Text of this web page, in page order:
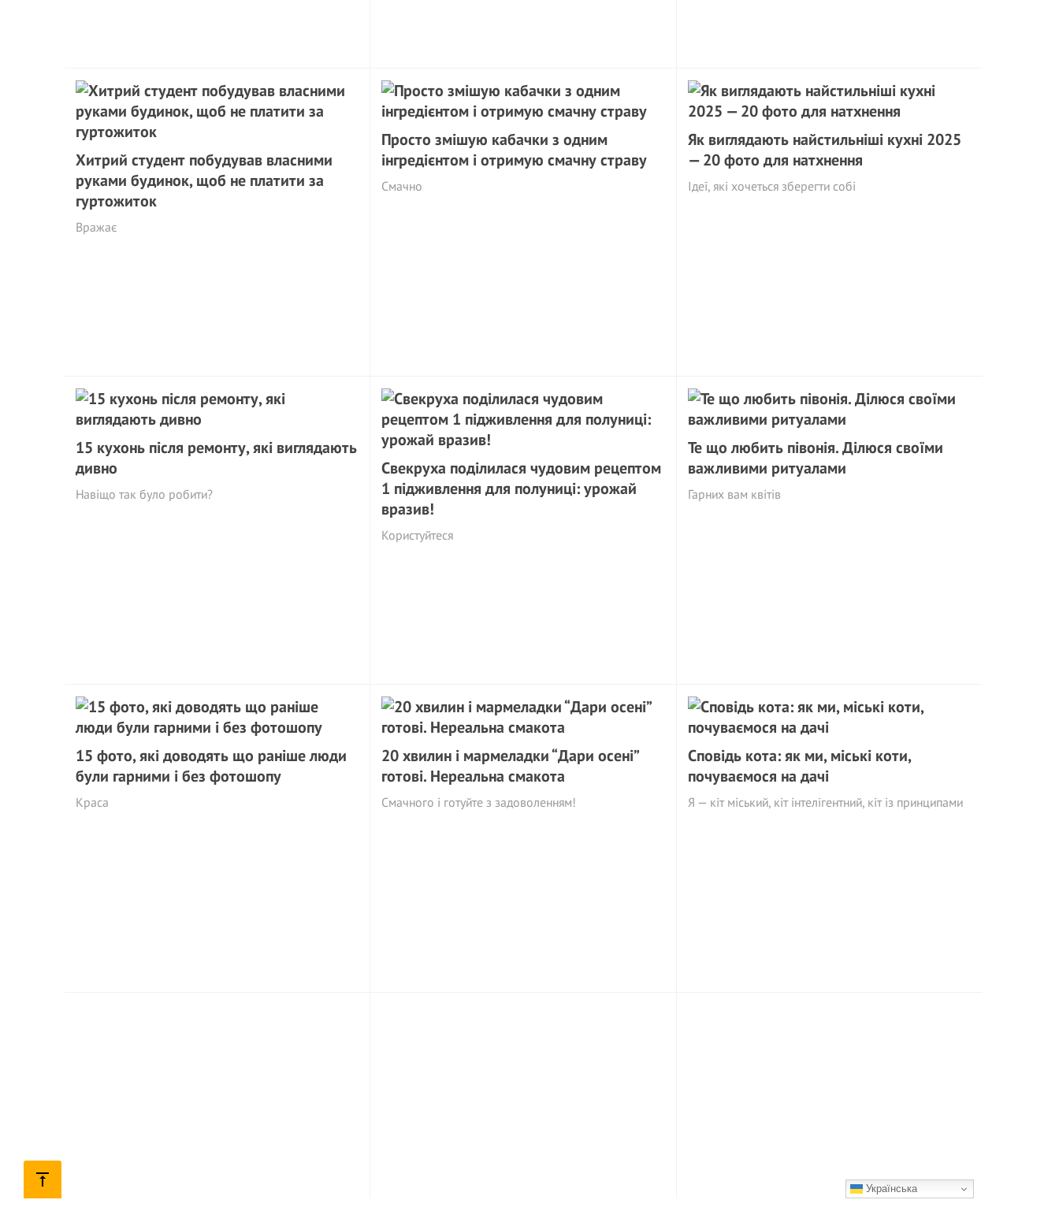
Хитрий студент побудував власними
руками будинок, щоб не плaтити за
гуртожиток
Вражає
Просто змішую кабачки з одним
інгредієнтом і отримую смачну страву
Смачно
Як виглядають найстильніші кухні 2025
— 20 фото для натхнення
Ідеї, які хочеться зберегти собі
15 кухонь після ремонту, які виглядають
дивно
Навіщо так було робити?
Свекруха поділилася чудовим рецептом
1 підживлення для полуниці: урожай
вразив!
Користуйтеся
Те що любить півонія. Ділюся своїми
важливими ритуалами
Гарних вам квітів
15 фото, які доводять що раніше люди
були гарними і без фотошопу
Краса
20 хвилин і мармеладки “Дари осені”
готові. Нереальна смакота
Смачного і готуйте з задоволенням!
Сповідь кота: як ми, міські коти,
почуваємося на дачі
Я — кіт міський, кіт інтелігентний, кіт із принципами
Українська